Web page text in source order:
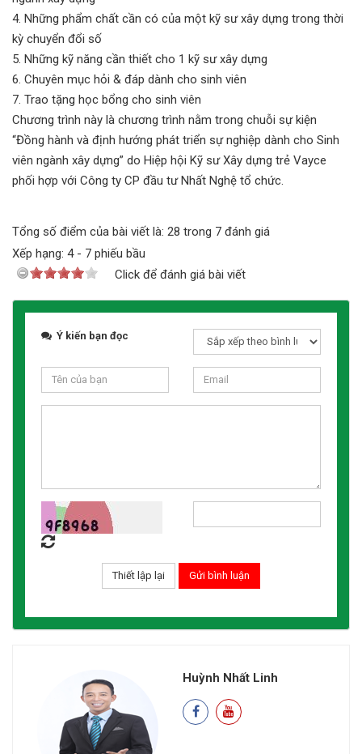
4. Những phẩm chất cần có của một kỹ sư xây dựng trong thời
kỳ chuyển đổi số
5. Những kỹ năng cần thiết cho 1 kỹ sư xây dựng
6. Chuyên mục hỏi & đáp dành cho sinh viên
7. Trao tặng học bổng cho sinh viên
Chương trình này là chương trình nằm trong chuỗi sự kiện
“Đồng hành và định hướng phát triển sự nghiệp dành cho Sinh
viên ngành xây dựng” do Hiệp hội Kỹ sư Xây dựng trẻ Vayce
phối hợp với Công ty CP đầu tư Nhất Nghệ tổ chức.
Tổng số điểm của bài viết là: 28 trong 7 đánh giá
Xếp hạng: 4- 7 phiếu bầu
Click để đánh giá bài viết
Ý kiến bạn đọc
Huỳnh Nhất Linh